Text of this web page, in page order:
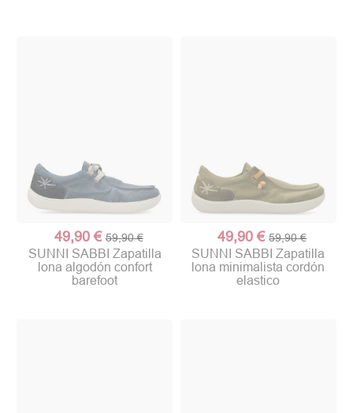
49,90 € 59,90 €
SUNNI SABBI Zapatilla
lona algodón confort
barefoot
49,90 € 59,90 €
SUNNI SABBI Zapatilla
lona minimalista cordón
elastico